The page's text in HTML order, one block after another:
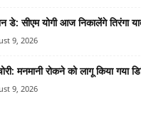
डे: सीएम योगी आज निकालेंगे तिरंगा
9, 2026
मनमानी रोकने को लागू किया गया
9, 2026